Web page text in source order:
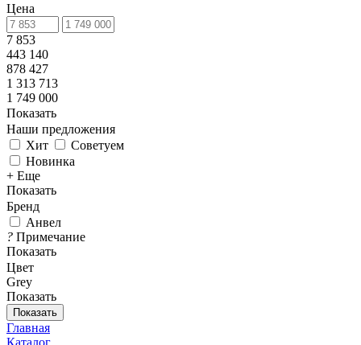
Цена
7 853
443 140
878 427
1 313 713
1 749 000
Показать
Наши предложения
Хит
Советуем
Новинка
+ Еще
Показать
Бренд
Анвел
? Примечание
Показать
Цвет
Grey
Показать
Показать
Главная
Каталог